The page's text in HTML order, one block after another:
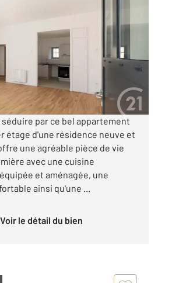
F2 à louer
comprises
par ce bel appartement
étage d'une résidence neuve et
une agréable pièce de vie
avec une cuisine
et aménagée, une
ainsi qu'une ...
Voir le détail du bien